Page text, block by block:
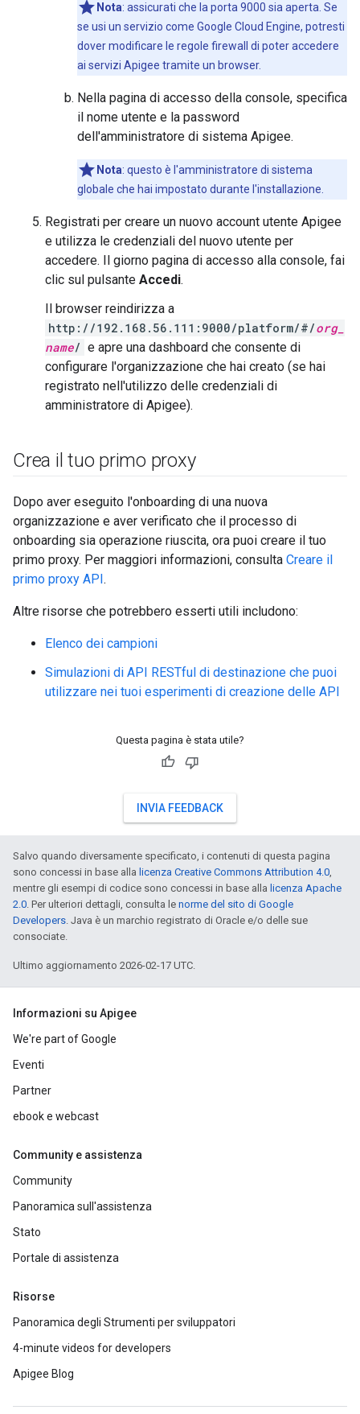
Nota: assicurati che la porta 9000 sia aperta. Se
se usi un servizio come Google Cloud Engine, potresti
dover modificare le regole firewall di poter accedere
ai servizi Apigee tramite un browser.
Nella pagina di accesso della console, specifica
il nome utente e la password
dell'amministratore di sistema Apigee.
Nota: questo è l'amministratore di sistema
globale che hai impostato durante l'installazione.
Registrati per creare un nuovo account utente Apigee
e utilizza le credenziali del nuovo utente per
accedere. Il giorno pagina di accesso alla console, fai
clic sul pulsante Accedi.
Il browser reindirizza a
http://192.168.56.111:9000/platform/#/org_
name/ e apre una dashboard che consente di
configurare l'organizzazione che hai creato (se hai
registrato nell'utilizzo delle credenziali di
amministratore di Apigee).
Crea il tuo primo proxy
Dopo aver eseguito l'onboarding di una nuova
organizzazione e aver verificato che il processo di
onboarding sia operazione riuscita, ora puoi creare il tuo
primo proxy. Per maggiori informazioni, consulta Creare il
primo proxy API.
Altre risorse che potrebbero esserti utili includono:
Elenco dei campioni
Simulazioni di API RESTful di destinazione che puoi
utilizzare nei tuoi esperimenti di creazione delle API
Questa pagina è stata utile?
INVIA FEEDBACK
Salvo quando diversamente specificato, i contenuti di questa pagina
sono concessi in base alla licenza Creative Commons Attribution 4.0,
mentre gli esempi di codice sono concessi in base alla licenza Apache
2.0. Per ulteriori dettagli, consulta le norme del sito di Google
Developers. Java è un marchio registrato di Oracle e/o delle sue
consociate.
Ultimo aggiornamento 2026-02-17 UTC.
Informazioni su Apigee
We're part of Google
Eventi
Partner
ebook e webcast
Community e assistenza
Community
Panoramica sull'assistenza
Stato
Portale di assistenza
Risorse
Panoramica degli Strumenti per sviluppatori
4-minute videos for developers
Apigee Blog